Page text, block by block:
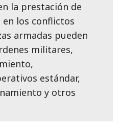
la prestación de
en los conflictos
armadas pueden
militares,
estándar,
y otros